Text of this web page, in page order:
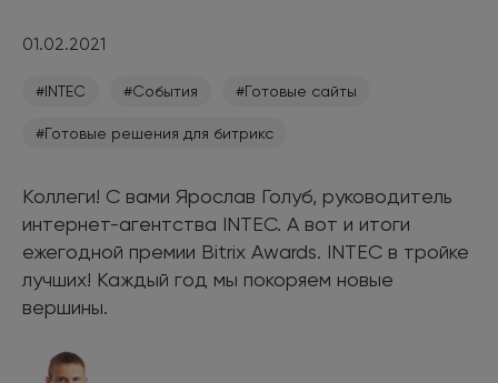
01.02.2021
#INTEC #События #Готовые сайты
#Готовые решения для битрикс
Коллеги! С вами Ярослав Голуб, руководитель
интернет-агентства INTEC. А вот и итоги
ежегодной премии Bitrix Awards. INTEC в тройке
лучших! Каждый год мы покоряем новые
вершины.